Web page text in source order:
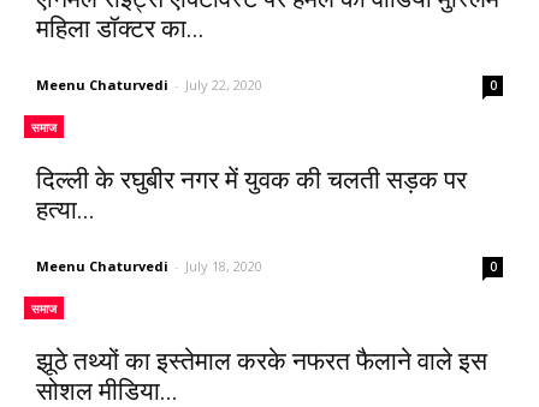
महिला डॉक्टर का...
Meenu Chaturvedi - July 22, 2020 0
समाज
दिल्ली के रघुबीर नगर में युवक की चलती सड़क पर
हत्या...
Meenu Chaturvedi - July 18, 2020 0
समाज
झूठे तथ्यों का इस्तेमाल करके नफरत फैलाने वाले इस
सोशल मीडिया...